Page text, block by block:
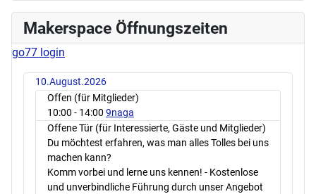
Makerspace Öffnungszeiten
go77 login
10.August.2026
Offen (für Mitglieder)
10:00 - 14:00 9naga
Offene Tür (für Interessierte, Gäste und Mitglieder)
Du möchtest erfahren, was man alles Tolles bei uns
machen kann?
Komm vorbei und lerne uns kennen! - Kostenlose
und unverbindliche Führung durch unser Angebot